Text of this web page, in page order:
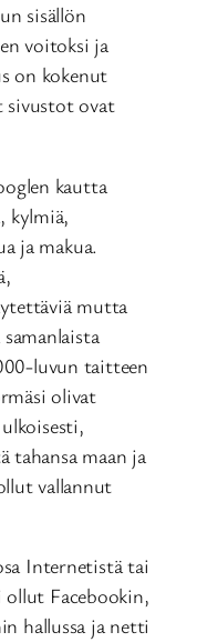
sisällön
voitoksi ja
on kokenut
sivustot ovat
kautta
kylmiä,
ja makua.
mutta
luvun taitteen
olivat
tahansa maan ja
vallannut
Internetistä tai
ollut Facebookin,
hallussa ja netti